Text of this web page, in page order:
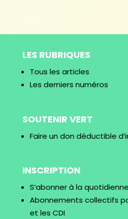
LES RUBRIQUES
Tous les articles
Les derniers numéros
SOUTENIR VERT
Faire un don déductible
INSCRIPTION
S’abonner à la
Abonnements collectifs
et les CDI